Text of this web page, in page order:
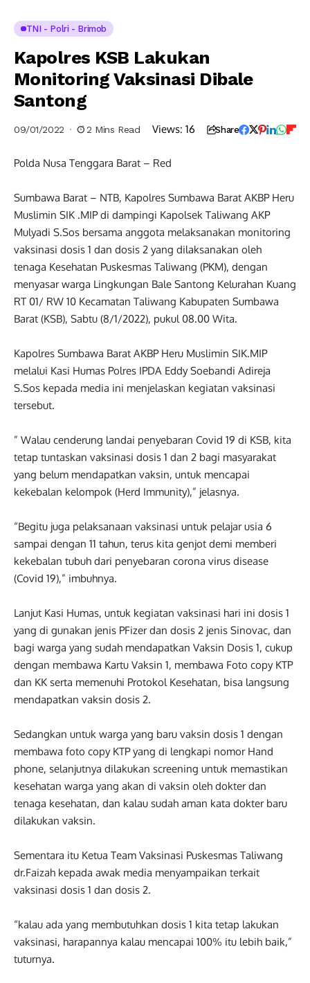
TNI - Polri - Brimob
Kapolres KSB Lakukan
Monitoring Vaksinasi Dibale
Santong
09/01/2022 2 Mins Read Views: 16 Share
Polda Nusa Tenggara Barat – Red
Sumbawa Barat – NTB, Kapolres Sumbawa Barat AKBP Heru
Muslimin SIK .MIP di dampingi Kapolsek Taliwang AKP
Mulyadi S.Sos bersama anggota melaksanakan monitoring
vaksinasi dosis 1 dan dosis 2 yang dilaksanakan oleh
tenaga Kesehatan Puskesmas Taliwang (PKM), dengan
menyasar warga Lingkungan Bale Santong Kelurahan Kuang
RT 01/ RW 10 Kecamatan Taliwang Kabupaten Sumbawa
Barat (KSB), Sabtu (8/1/2022), pukul 08.00 Wita.
Kapolres Sumbawa Barat AKBP Heru Muslimin SIK.MIP
melalui Kasi Humas Polres IPDA Eddy Soebandi Adireja
S.Sos kepada media ini menjelaskan kegiatan vaksinasi
tersebut.
” Walau cenderung landai penyebaran Covid 19 di KSB, kita
tetap tuntaskan vaksinasi dosis 1 dan 2 bagi masyarakat
yang belum mendapatkan vaksin, untuk mencapai
kekebalan kelompok (Herd Immunity),” jelasnya.
“Begitu juga pelaksanaan vaksinasi untuk pelajar usia 6
sampai dengan 11 tahun, terus kita genjot demi memberi
kekebalan tubuh dari penyebaran corona virus disease
(Covid 19),” imbuhnya.
Lanjut Kasi Humas, untuk kegiatan vaksinasi hari ini dosis 1
yang di gunakan jenis PFizer dan dosis 2 jenis Sinovac, dan
bagi warga yang sudah mendapatkan Vaksin Dosis 1, cukup
dengan membawa Kartu Vaksin 1, membawa Foto copy KTP
dan KK serta memenuhi Protokol Kesehatan, bisa langsung
mendapatkan vaksin dosis 2.
Sedangkan untuk warga yang baru vaksin dosis 1 dengan
membawa foto copy KTP yang di lengkapi nomor Hand
phone, selanjutnya dilakukan screening untuk memastikan
kesehatan warga yang akan di vaksin oleh dokter dan
tenaga kesehatan, dan kalau sudah aman kata dokter baru
dilakukan vaksin.
Sementara itu Ketua Team Vaksinasi Puskesmas Taliwang
dr.Faizah kepada awak media menyampaikan terkait
vaksinasi dosis 1 dan dosis 2.
“kalau ada yang membutuhkan dosis 1 kita tetap lakukan
vaksinasi, harapannya kalau mencapai 100% itu lebih baik,”
tuturnya.